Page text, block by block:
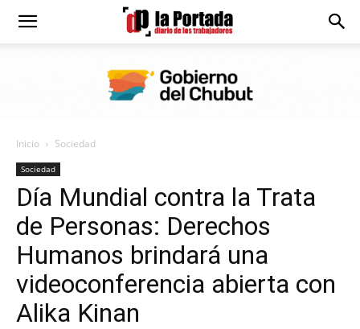
Diario
Portada
Inicio Sociedad
Sociedad
Día Mundial contra la Trata
de Personas: Derechos
Humanos brindará una
videoconferencia abierta con
Alika Kinan